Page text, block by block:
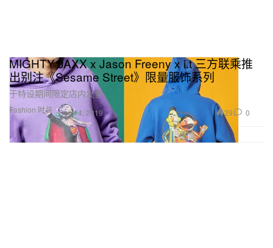
Fashion 时装
MIGHTY JAXX x Jason Freeny x i.t 三方联乘推
出别注《Sesame Street》限量服饰系列
于特设期间限定店内发售。
Dec 14, 2019 29 0